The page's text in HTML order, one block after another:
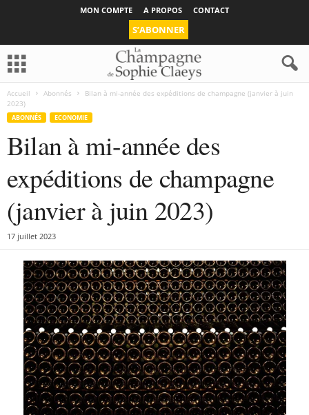
MON COMPTE A PROPOS CONTACT
S’ABONNER
Accueil Abonnés
Bilan à mi-année des expéditions de champagne (janvier à juin
2023)
ABONNÉS ECONOMIE
Bilan à mi-année des
expéditions de champagne
(janvier à juin 2023)
17 juillet 2023